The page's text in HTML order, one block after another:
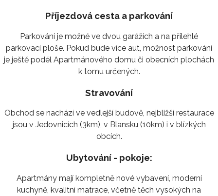
Příjezdová cesta a parkování
Parkování je možné ve dvou garážích a na přilehlé
parkovací ploše. Pokud bude více aut, možnost parkování
je ještě podél Apartmánového domu či obecních plochách
k tomu určených.
Stravování
Obchod se nachází ve vedlejší budově, nejbližší restaurace
jsou v Jedovnicích (3km), v Blansku (10km) i v blízkých
obcích.
Ubytování - pokoje:
Apartmány mají kompletně nové vybavení, moderní
kuchyně, kvalitní matrace, včetně těch vysokých na